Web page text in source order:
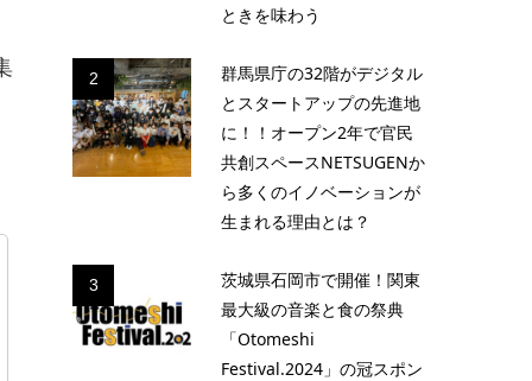
ときを味わう
2
群馬県庁の32階がデジタル
とスタートアップの先進地
に！！オープン2年で官民
共創スペースNETSUGENか
ら多くのイノベーションが
生まれる理由とは？
3
茨城県石岡市で開催！関東
最大級の音楽と食の祭典
「Otomeshi
Festival.2024」の冠スポン